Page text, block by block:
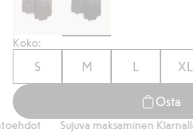
Koko:
S M L XL
Osta
Sujuva maksaminen Klarnalla